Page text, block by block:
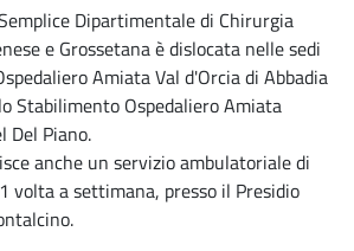
Dipartimentale di Chirurgia
e Grossetana è dislocata nelle sedi
Amiata Val d'Orcia di Abbadia
Stabilimento Ospedaliero Amiata
Del Piano.
anche un servizio ambulatoriale di
volta a settimana, presso il Presidio